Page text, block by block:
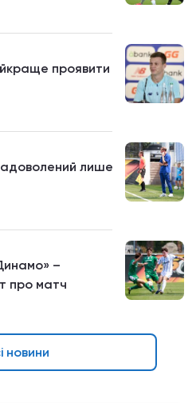
проявити
лише
–
про матч
новини